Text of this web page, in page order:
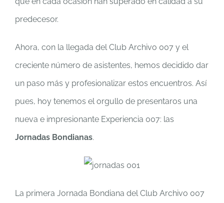
predecesor.
Ahora, con la llegada del Club Archivo 007 y el
creciente número de asistentes, hemos decidido dar
un paso más y profesionalizar estos encuentros. Así
pues, hoy tenemos el orgullo de presentaros una
nueva e impresionante Experiencia 007: las
Jornadas Bondianas.
La primera Jornada Bondiana del Club Archivo 007